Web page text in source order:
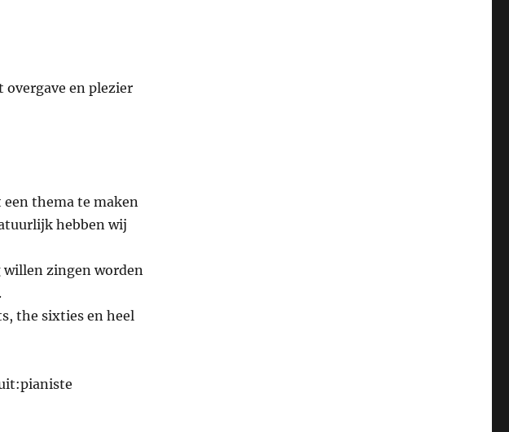
overgave en plezier
thema te maken
hebben wij
willen zingen worden
the sixties en heel